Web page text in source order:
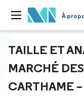
À
TAILLE ET
MARCHÉ
CARTHAME